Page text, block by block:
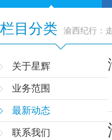
栏目分类 渝西纪行：
关于星辉
业务范围
最新动态
联系我们